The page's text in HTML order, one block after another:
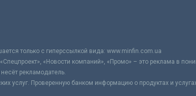
только с гиперссылкой вида: www.minfin.com.ua
«Новости компаний», «Промо» – это реклама в
рекламодатель.
услуг. Проверенную банком информацию о продуктах и